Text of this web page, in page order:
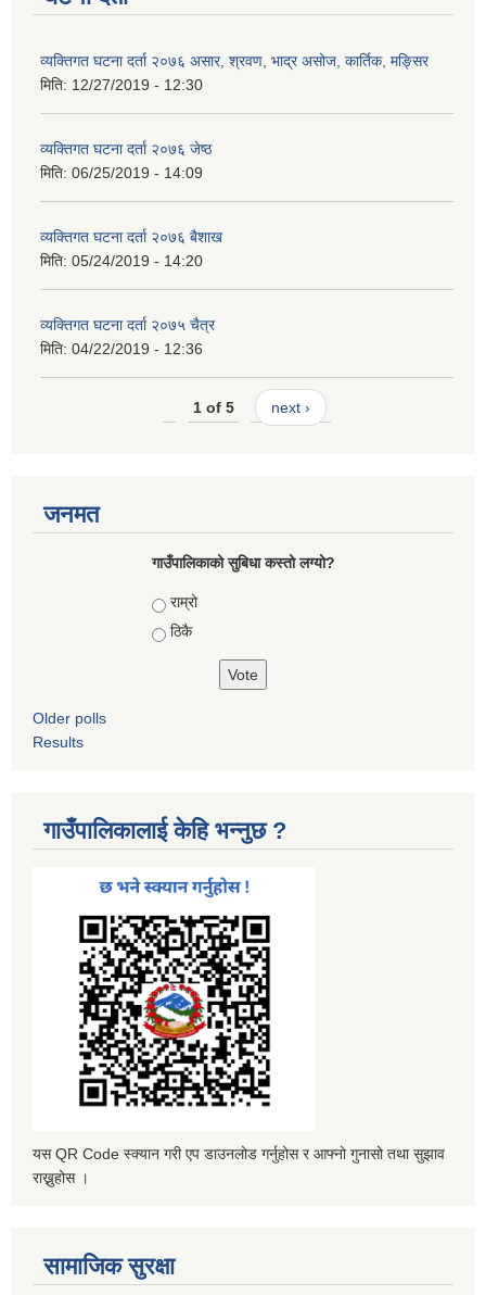
व्यक्तिगत घटना दर्ता २०७६ असार, श्रवण, भाद्र असोज, कार्तिक, मङ्सिर
मिति: 12/27/2019 - 12:30
व्यक्तिगत घटना दर्ता २०७६ जेष्ठ
मिति: 06/25/2019 - 14:09
व्यक्तिगत घटना दर्ता २०७६ बैशाख
मिति: 05/24/2019 - 14:20
व्यक्तिगत घटना दर्ता २०७५ चैत्र
मिति: 04/22/2019 - 12:36
1 of 5 next ›
जनमत
गाउँपालिकाको सुबिधा कस्तो लग्यो?
Choices
राम्रो
ठिकै
Older polls
Results
गाउँपालिकालाई केहि भन्नुछ ?
यस QR Code स्क्यान गरी एप डाउनलोड गर्नुहोस र आफ्नो गुनासो तथा सुझाव
राख्नुहोस ।
सामाजिक सुरक्षा